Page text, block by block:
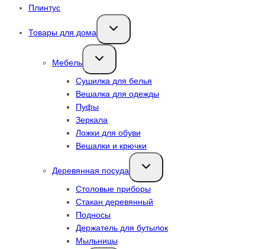
Плинтус
Товары для дома
Переключить
дочернее
Мебель
Переключить
дочернее
Сушилка для белья
Вешалка для одежды
Пуфы
Зеркала
Ложки для обуви
Вешалки и крючки
Деревянная посуда
Переключить
дочернее
Столовые приборы
Стакан деревянный
Подносы
Держатель для бутылок
Мыльницы